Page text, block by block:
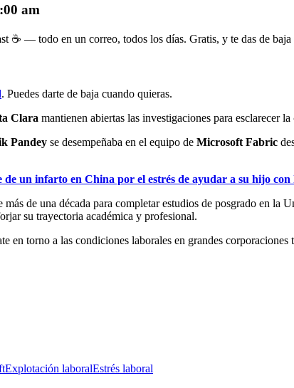
am
☕ — todo en un correo, todos los días. Gratis, y te das de
. Puedes darte de baja cuando quieras.
Clara mantienen abiertas las investigaciones para esclarecer
Pandey se desempeñaba en el equipo de Microsoft Fabric
de un infarto en China por el estrés de ayudar a su hijo con
de una década para completar estudios de posgrado en la
su trayectoria académica y profesional.
en torno a las condiciones laborales en grandes
Explotación laboralEstrés laboral